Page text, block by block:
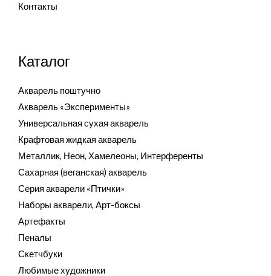
Контакты
Каталог
Акварель поштучно
Акварель «Эксперименты»
Универсальная сухая акварель
Крафтовая жидкая акварель
Металлик, Неон, Хамелеоны, Интерференты
Сахарная (веганская) акварель
Серия акварели «Птички»
Наборы акварели, Арт-боксы
Артефакты
Пеналы
Скетчбуки
Любимые художники